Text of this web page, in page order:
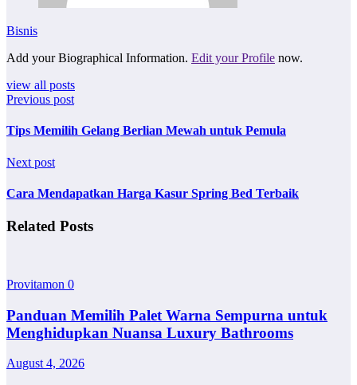
Bisnis
Add your Biographical Information. Edit your Profile now.
view all posts
Previous post
Tips Memilih Gelang Berlian Mewah untuk Pemula
Next post
Cara Mendapatkan Harga Kasur Spring Bed Terbaik
Related Posts
Provitamon 0
Panduan Memilih Palet Warna Sempurna untuk
Menghidupkan Nuansa Luxury Bathrooms
August 4, 2026